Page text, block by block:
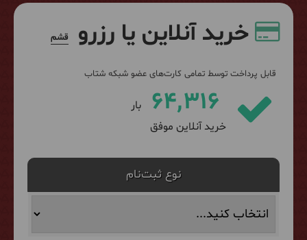
خرید آنلاین یا رزرو قشم
قابل پرداخت توسط تمامی کارت‌های عضو شبکه شتاب
64,316
بار
خرید آنلاین موفق
نوع ثبت‌نام